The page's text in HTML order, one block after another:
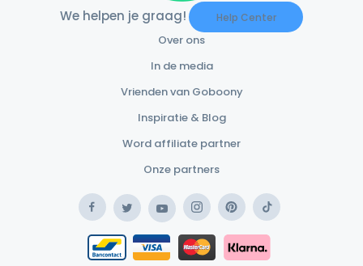
We helpen je graag! Help Center
Over ons
In de media
Vrienden van Goboony
Inspiratie & Blog
Word affiliate partner
Onze partners
FacebookTwitterYouTubeInstagramPinterestTikTok
Bancontact / Mister Cash
Safe Payment Card
Safe Payment Klarna